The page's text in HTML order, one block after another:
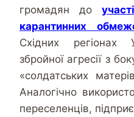
громадян до
карантинних
Східних регіонах
збройної агресії з
«солдатських
Аналогічно
переселенців,